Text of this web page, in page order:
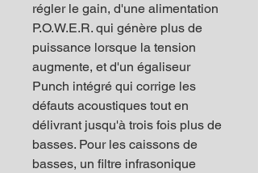
régler le gain, d'une alimentation
P.O.W.E.R. qui génère plus de
puissance lorsque la tension
augmente, et d'un égaliseur
Punch intégré qui corrige les
défauts acoustiques tout en
délivrant jusqu'à trois fois plus de
basses. Pour les caissons de
basses, un filtre infrasonique